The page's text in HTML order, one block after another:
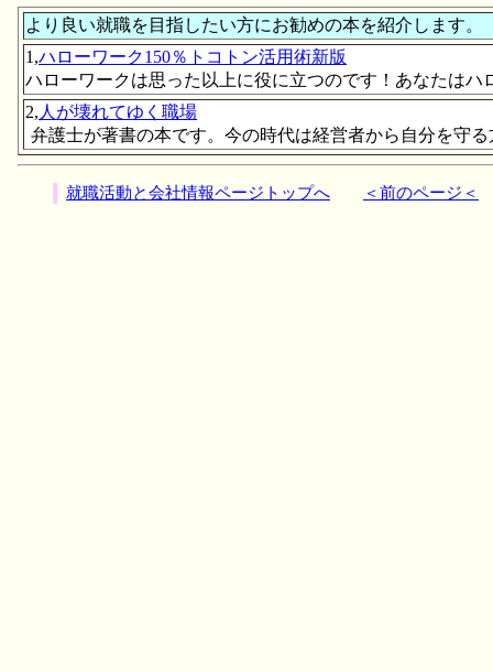
より良い就職を目指したい方にお勧めの本を紹介します。
1,ハローワーク150％トコトン活用術新版
ハローワークは思った以上に役に立つのです！あなたはハ
2, 人が壊れてゆく職場
弁護士が著書の本です。今の時代は経営者から自分を守
就職活動と会社情報ページトップへ ＜前のページ＜